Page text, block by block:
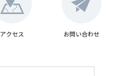
アクセス お問い合わせ